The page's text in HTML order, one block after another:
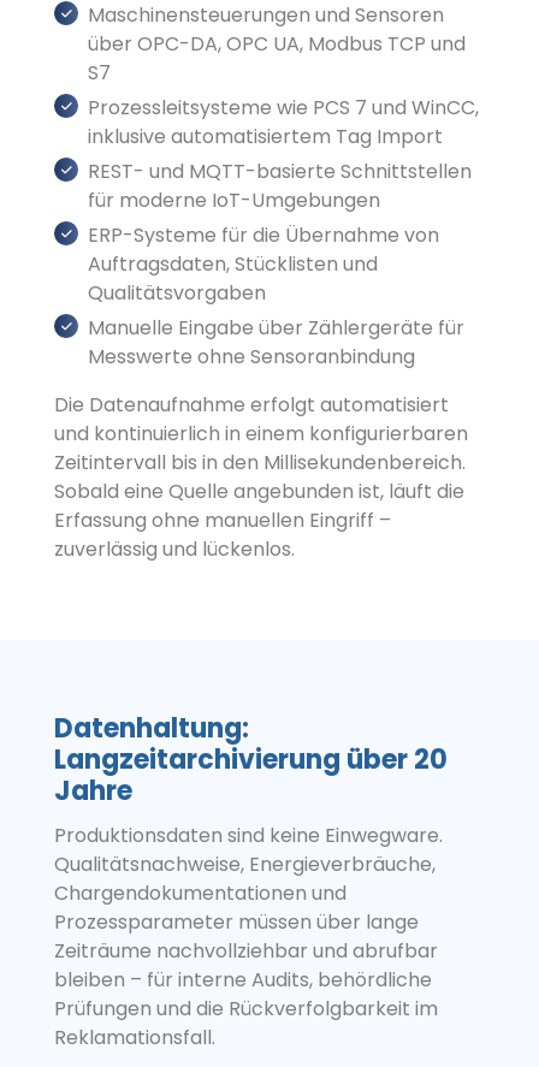
Maschinensteuerungen und Sensoren
über OPC-DA, OPC UA, Modbus TCP und
S7
Prozessleitsysteme wie PCS 7 und WinCC,
inklusive automatisiertem Tag Import
REST- und MQTT-basierte Schnittstellen
für moderne IoT-Umgebungen
ERP-Systeme für die Übernahme von
Auftragsdaten, Stücklisten und
Qualitätsvorgaben
Manuelle Eingabe über Zählergeräte für
Messwerte ohne Sensoranbindung
Die Datenaufnahme erfolgt automatisiert
und kontinuierlich in einem konfigurierbaren
Zeitintervall bis in den Millisekundenbereich.
Sobald eine Quelle angebunden ist, läuft die
Erfassung ohne manuellen Eingriff –
zuverlässig und lückenlos.
Datenhaltung:
Langzeitarchivierung über 20
Jahre
Produktionsdaten sind keine Einwegware.
Qualitätsnachweise, Energieverbräuche,
Chargendokumentationen und
Prozessparameter müssen über lange
Zeiträume nachvollziehbar und abrufbar
bleiben – für interne Audits, behördliche
Prüfungen und die Rückverfolgbarkeit im
Reklamationsfall.